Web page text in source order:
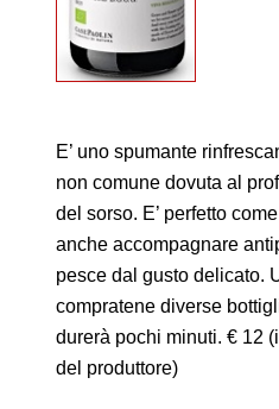
E’ uno spumante
non comune dovuta al
del sorso. E’ perfetto
anche accompagnare
pesce dal gusto delicato.
compratene diverse
durerà pochi minuti. € 12
del produttore)